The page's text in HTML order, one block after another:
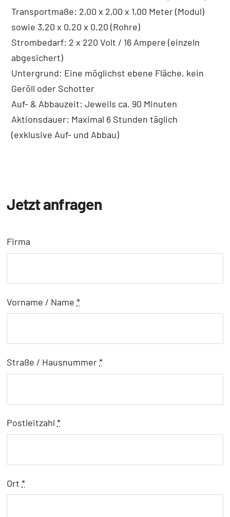
Transportmaße: 2,00 x 2,00 x 1,00 Meter (Modul)
sowie 3,20 x 0,20 x 0,20 (Rohre)
Strombedarf: 2 x 220 Volt / 16 Ampere (einzeln
abgesichert)
Untergrund: Eine möglichst ebene Fläche, kein
Geröll oder Schotter
Auf- & Abbauzeit: Jeweils ca. 90 Minuten
Aktionsdauer: Maximal 6 Stunden täglich
(exklusive Auf- und Abbau)
Jetzt anfragen
Firma
Vorname / Name*
Straße / Hausnummer*
Postleitzahl*
Ort*